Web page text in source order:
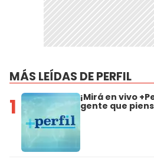
MÁS LEÍDAS DE PERFIL
1 ¡Mirá en vivo
gente que